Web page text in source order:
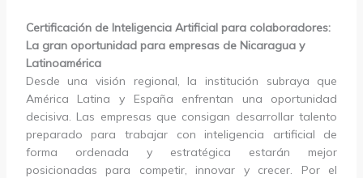
Certificación de Inteligencia Artificial para colaboradores:
La gran oportunidad para empresas de Nicaragua y
Latinoamérica
Desde una visión regional, la institución subraya que
América Latina y España enfrentan una oportunidad
decisiva. Las empresas que consigan desarrollar talento
preparado para trabajar con inteligencia artificial de
forma ordenada y estratégica estarán mejor
posicionadas para competir, innovar y crecer. Por el